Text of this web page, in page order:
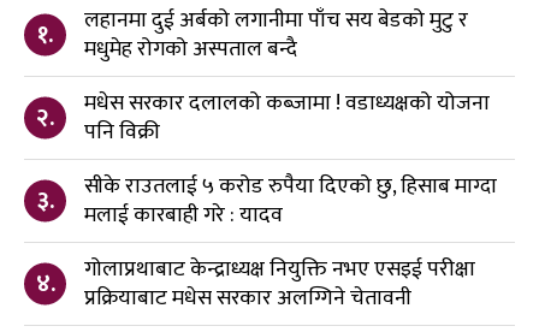
१.
लहानमा दुई अर्बको लगानीमा पाँच सय बेडको मुटु र
मधुमेह रोगको अस्पताल बन्दै
२.
मधेस सरकार दलालको कब्जामा ! वडाध्यक्षको योजना
पनि विक्री
३.
सीके राउतलाई ५ करोड रुपैया दिएको छु, हिसाब माग्दा
मलाई कारबाही गरे : यादव
४.
गोलाप्रथाबाट केन्द्राध्यक्ष नियुक्ति नभए एसइई परीक्षा
प्रक्रियाबाट मधेस सरकार अलग्गिने चेतावनी